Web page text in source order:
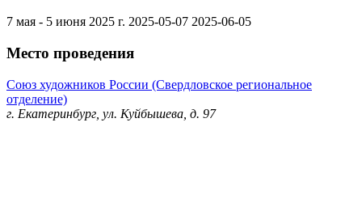
7 мая - 5 июня 2025 г. 2025-05-07 2025-06-05
Место проведения
Союз художников России (Свердловское региональное
отделение)
г. Екатеринбург, ул. Куйбышева, д. 97